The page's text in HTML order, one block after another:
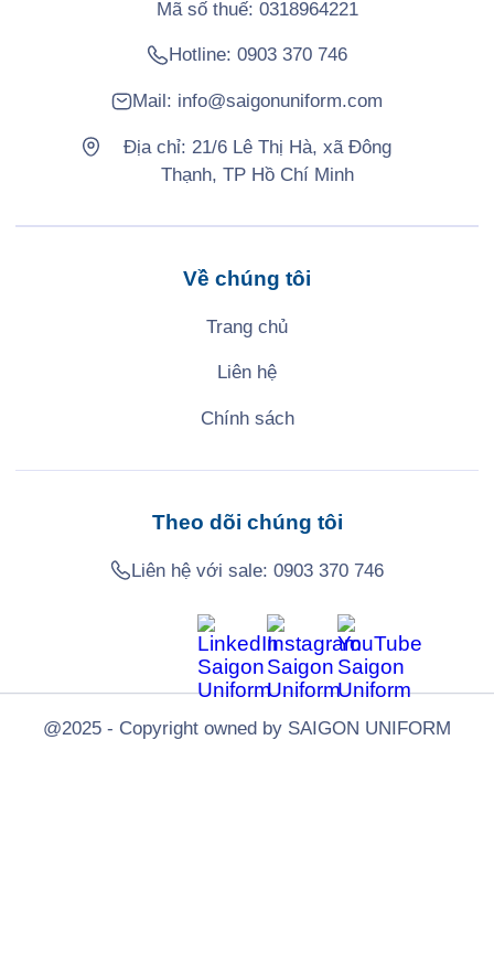
Mã số thuế: 0318964221
Hotline: 0903 370 746
Mail: info@saigonuniform.com
Địa chỉ: 21/6 Lê Thị Hà, xã Đông
Thạnh, TP Hồ Chí Minh
Về chúng tôi
Trang chủ
Liên hệ
Chính sách
Theo dõi chúng tôi
Liên hệ với sale:0903 370 746
@2025 - Copyright owned by SAIGON UNIFORM